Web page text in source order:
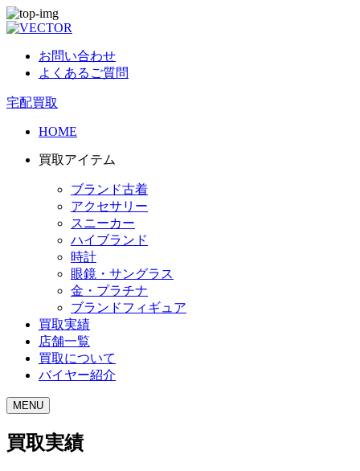
お問い合わせ
よくあるご質問
宅配買取
HOME
買取アイテム
ブランド古着
アクセサリー
スニーカー
ハイブランド
時計
眼鏡・サングラス
金・プラチナ
ブランドフィギュア
買取実績
店舗一覧
買取について
バイヤー紹介
MENU
買取実績